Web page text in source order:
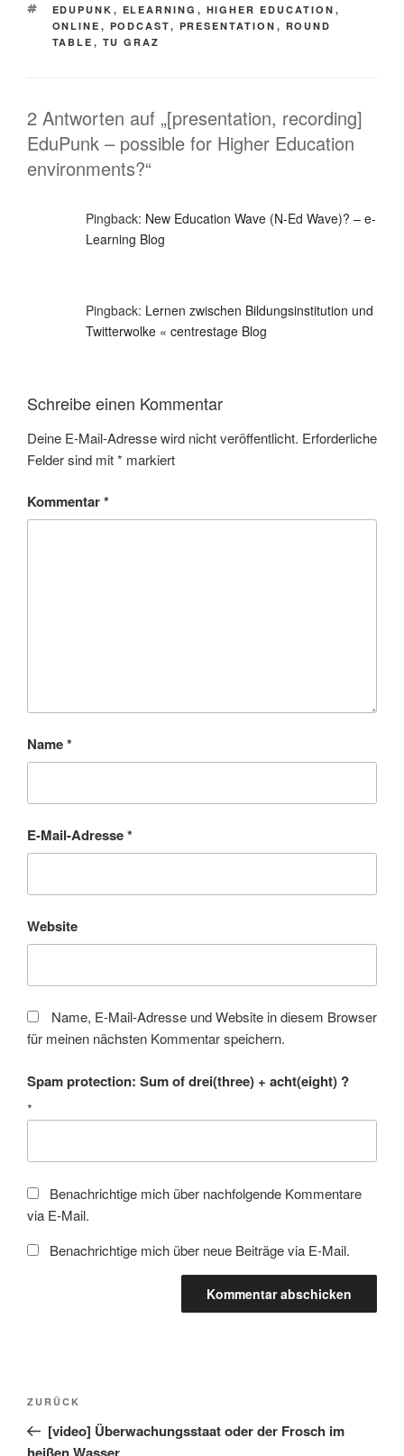
SCHLAGWÖRTER
EDUPUNK , ELEARNING , HIGHER EDUCATION ,
ONLINE , PODCAST, PRESENTATION , ROUND
TABLE , TU GRAZ
2 Antworten auf „[presentation, recording]
EduPunk – possible for Higher Education
environments?“
Pingback: New Education Wave (N-Ed Wave)? – e-
Learning Blog
Pingback: Lernen zwischen Bildungsinstitution und
Twitterwolke « centrestage Blog
Schreibe einen Kommentar
Deine E-Mail-Adresse wird nicht veröffentlicht. Erforderliche
Felder sind mit* markiert
Kommentar*
Name*
E-Mail-Adresse*
Website
Name, E-Mail-Adresse und Website in diesem Browser
für meinen nächsten Kommentar speichern.
Spam protection: Sum of drei(three) + acht(eight) ?
*
Benachrichtige mich über nachfolgende Kommentare
via E-Mail.
Benachrichtige mich über neue Beiträge via E-Mail.
Beitragsnavigation
Vorheriger
Beitrag
ZURÜCK
[video] Überwachungsstaat oder der Frosch im